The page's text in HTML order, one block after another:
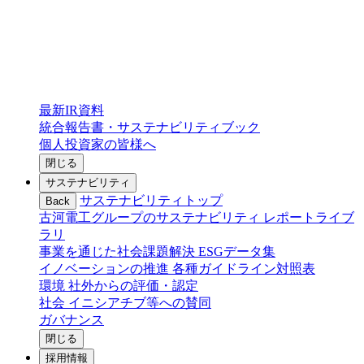
最新IR資料
統合報告書・サステナビリティブック
個人投資家の皆様へ
閉じる
サステナビリティ
Back
サステナビリティトップ
古河電工グループのサステナビリティ レポートライブ
ラリ
事業を通じた社会課題解決 ESGデータ集
イノベーションの推進 各種ガイドライン対照表
環境 社外からの評価・認定
社会 イニシアチブ等への賛同
ガバナンス
閉じる
採用情報